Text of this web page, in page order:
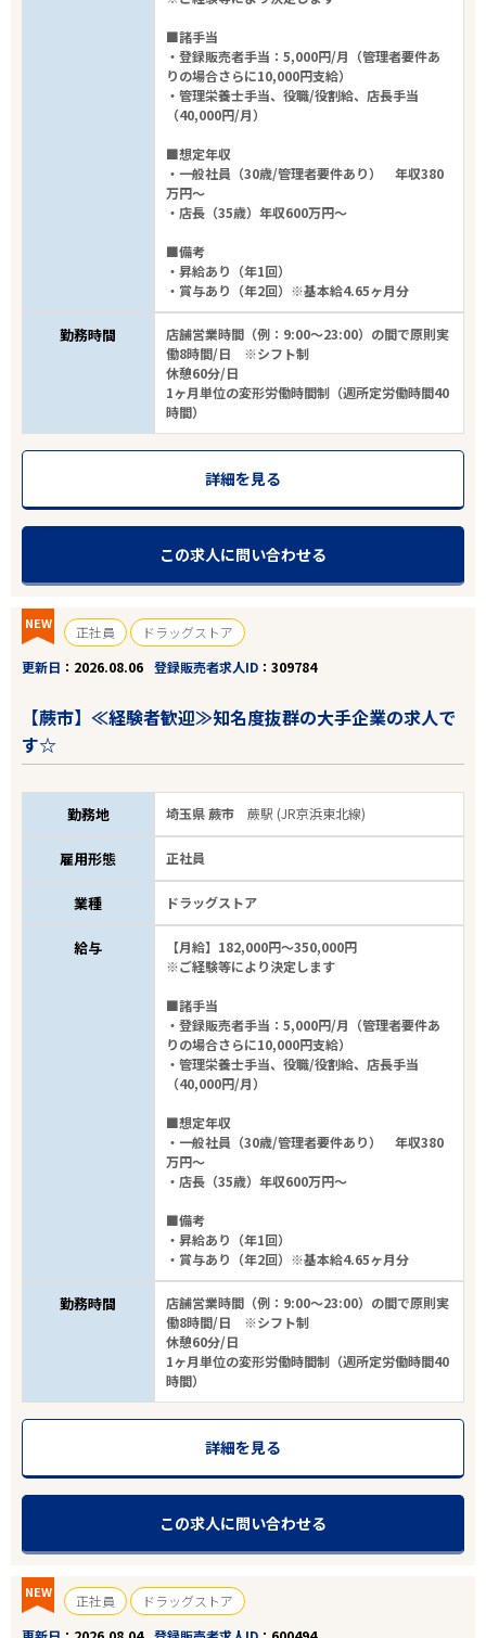
■諸手当
・登録販売者手当：5,000円/月（管理者要件あ
りの場合さらに10,000円支給）
・管理栄養士手当、役職/役割給、店長手当
（40,000円/月）
■想定年収
・一般社員（30歳/管理者要件あり） 年収380
万円～
・店長（35歳）年収600万円～
■備考
・昇給あり（年1回）
・賞与あり（年2回）※基本給4.65ヶ月分
勤務時間
店舗営業時間（例：9:00～23:00）の間で原則実
働8時間/日 ※シフト制
休憩60分/日
1ヶ月単位の変形労働時間制（週所定労働時間40
時間）
詳細を見る
この求人に問い合わせる
NEW 正社員
ドラッグストア
更新日
2026.08.06 登録販売者求人ID 309784
【蕨市】≪経験者歓迎≫知名度抜群の大手企業の求人で
す☆
勤務地 埼玉県 蕨市蕨駅 (JR京浜東北線)
雇用形態 正社員
業種 ドラッグストア
給与
【月給】182,000円～350,000円
※ご経験等により決定します
■諸手当
・登録販売者手当：5,000円/月（管理者要件あ
りの場合さらに10,000円支給）
・管理栄養士手当、役職/役割給、店長手当
（40,000円/月）
■想定年収
・一般社員（30歳/管理者要件あり） 年収380
万円～
・店長（35歳）年収600万円～
■備考
・昇給あり（年1回）
・賞与あり（年2回）※基本給4.65ヶ月分
勤務時間
店舗営業時間（例：9:00～23:00）の間で原則実
働8時間/日 ※シフト制
休憩60分/日
1ヶ月単位の変形労働時間制（週所定労働時間40
時間）
詳細を見る
この求人に問い合わせる
NEW 正社員
ドラッグストア